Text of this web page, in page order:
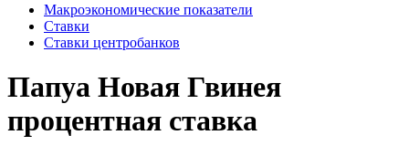
Макроэкономические показатели
Ставки
Ставки центробанков
Папуа Новая Гвинея
процентная ставка